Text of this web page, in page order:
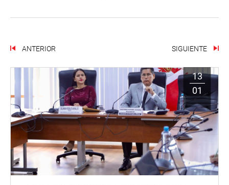
ANTERIOR SIGUIENTE
13
01